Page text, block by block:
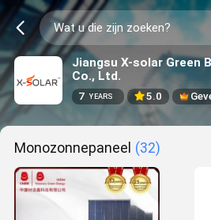
Jiangsu X-solar Green
Co., Ltd.
7 YEARS 5.0
Monozonnepaneel (32)